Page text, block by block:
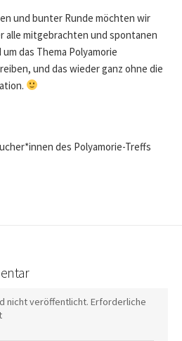
und bunter Runde möchten wir
alle mitgebrachten und spontanen
das Thema Polyamorie
und das wieder ganz ohne die
des Polyamorie-Treffs
nicht veröffentlicht. Erforderliche